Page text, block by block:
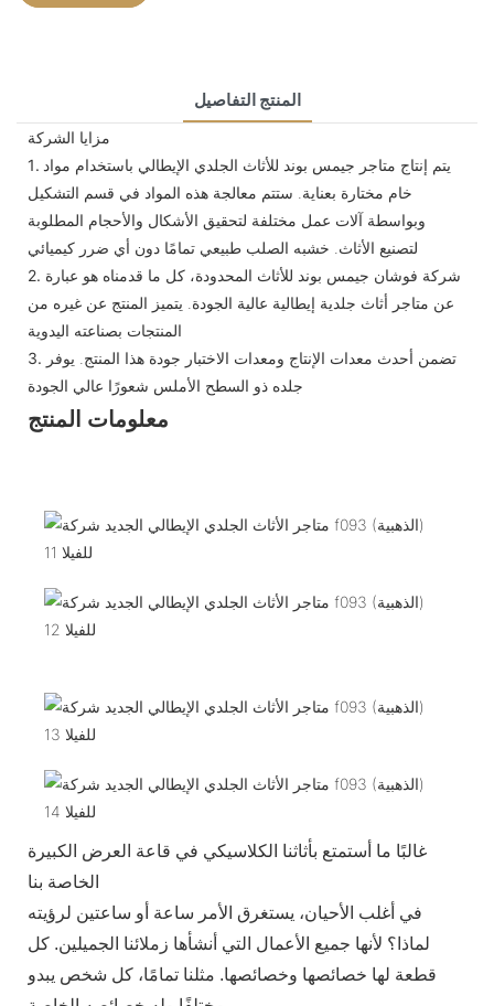
المنتج التفاصيل
مزايا الشركة
1. يتم إنتاج متاجر جيمس بوند للأثاث الجلدي الإيطالي باستخدام مواد
خام مختارة بعناية. ستتم معالجة هذه المواد في قسم التشكيل
وبواسطة آلات عمل مختلفة لتحقيق الأشكال والأحجام المطلوبة
لتصنيع الأثاث. خشبه الصلب طبيعي تمامًا دون أي ضرر كيميائي
2. شركة فوشان جيمس بوند للأثاث المحدودة، كل ما قدمناه هو عبارة
عن متاجر أثاث جلدية إيطالية عالية الجودة. يتميز المنتج عن غيره من
المنتجات بصناعته اليدوية
3. تضمن أحدث معدات الإنتاج ومعدات الاختبار جودة هذا المنتج. يوفر
جلده ذو السطح الأملس شعورًا عالي الجودة
معلومات المنتج
غالبًا ما أستمتع بأثاثنا الكلاسيكي في قاعة العرض الكبيرة
لماذا؟ لأنها جميع الأعمال التي أنشأها زملائنا الجميلين. كل
قطعة لها خصائصها وخصائصها. مثلنا تمامًا، كل شخص يبدو